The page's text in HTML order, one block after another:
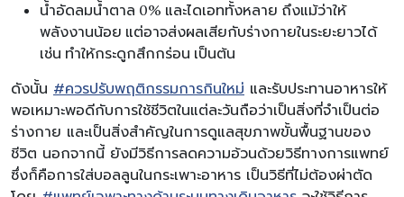
น้ำอัดลมน้ำตาล 0% และไดเอททั้งหลาย ถึงแม้ว่าให้
พลังงานน้อย แต่อาจส่งผลเสียกับร่างกายในระยะยาวได้
เช่น ทำให้กระดูกสึกกร่อน เป็นต้น
ดังนั้น #ควรปรับพฤติกรรมการกินใหม่ และรับประทานอาหารให้
พอเหมาะพอดีกับการใช้ชีวิตในแต่ละวันถือว่าเป็นสิ่งที่จำเป็นต่อ
ร่างกาย และเป็นสิ่งสำคัญในการดูแลสุขภาพขั้นพื้นฐานของ
ชีวิต นอกจากนี้ ยังมีวิธีการลดความอ้วนด้วยวิธีทางการแพทย์
ซึ่งก็คือการใส่บอลลูนในกระเพาะอาหาร เป็นวิธีที่ไม่ต้องผ่าตัด